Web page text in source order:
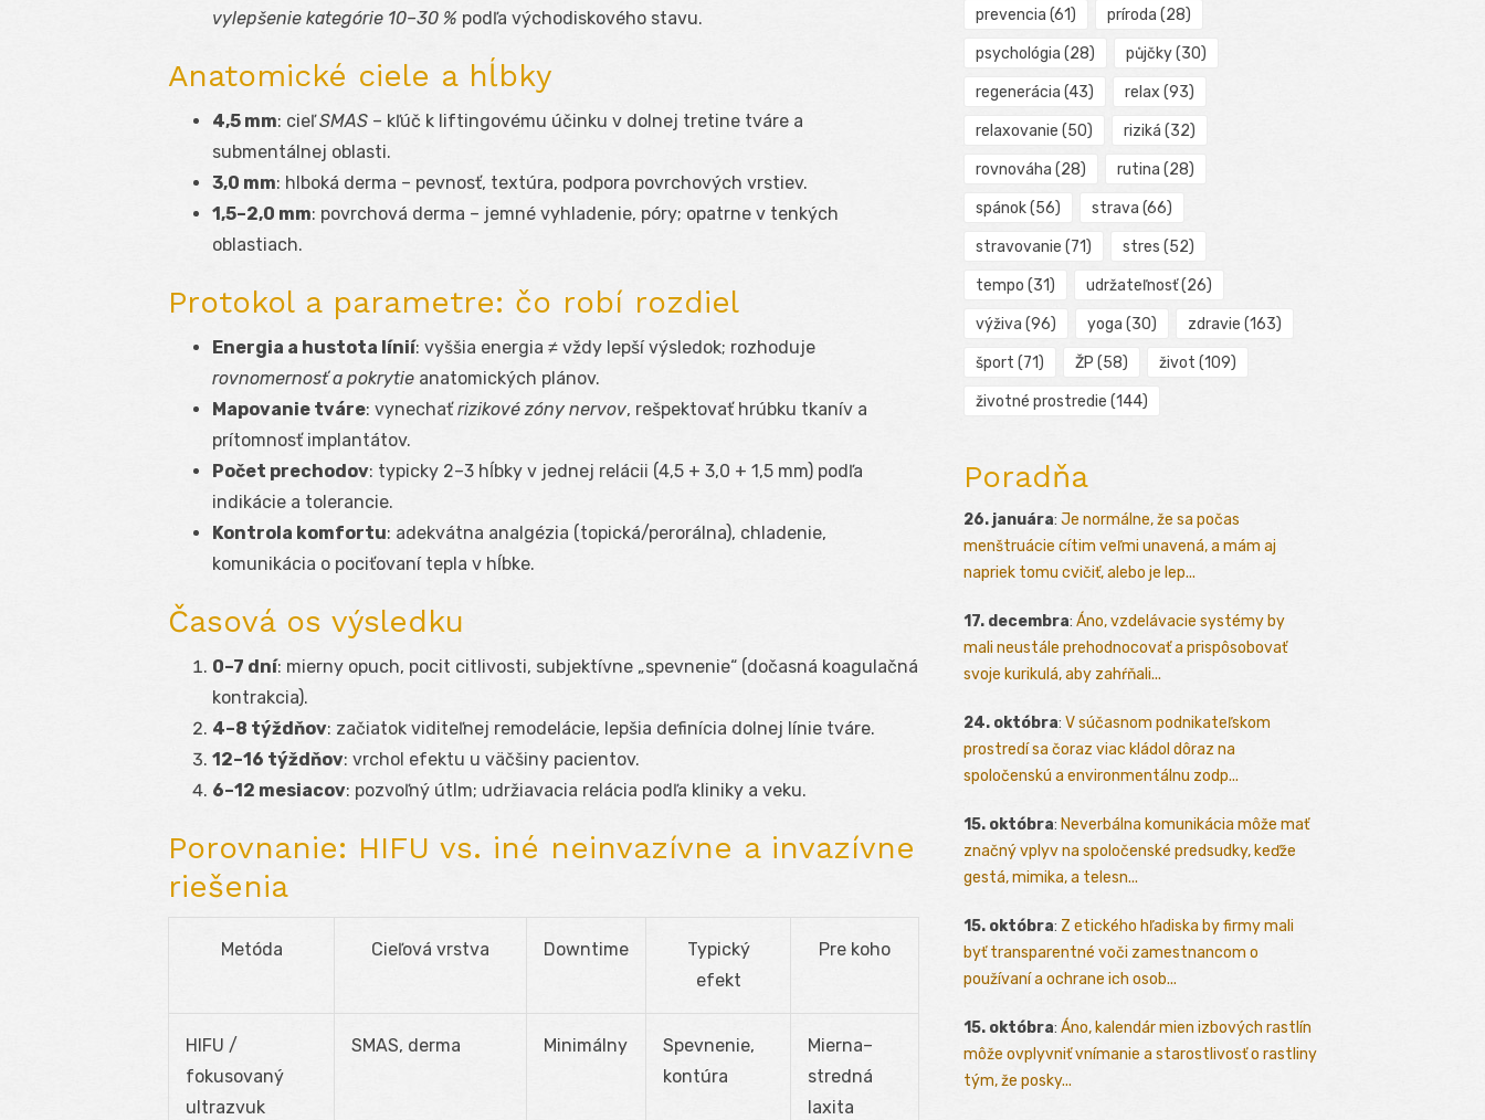
vylepšenie kategórie 10–30 % podľa východiskového stavu.
Anatomické ciele a hĺbky
4,5 mm: cieľSMAS – kľúč k liftingovému účinku v dolnej tretine tváre a
submentálnej oblasti.
3,0 mm: hlboká derma – pevnosť, textúra, podpora povrchových vrstiev.
1,5–2,0 mm: povrchová derma – jemné vyhladenie, póry; opatrne v tenkých
oblastiach.
Protokol a parametre: čo robí rozdiel
Energia a hustota línií: vyššia energia ≠ vždy lepší výsledok; rozhoduje
rovnomernosť a pokrytie anatomických plánov.
Mapovanie tváre: vynechaťrizikové zóny nervov, rešpektovať hrúbku tkanív a
prítomnosť implantátov.
Počet prechodov: typicky 2–3 hĺbky v jednej relácii (4,5 + 3,0 + 1,5 mm) podľa
indikácie a tolerancie.
Kontrola komfortu: adekvátna analgézia (topická/perorálna), chladenie,
komunikácia o pociťovaní tepla v hĺbke.
Časová os výsledku
0–7 dní: mierny opuch, pocit citlivosti, subjektívne „spevnenie“ (dočasná koagulačná
kontrakcia).
4–8 týždňov: začiatok viditeľnej remodelácie, lepšia definícia dolnej línie tváre.
12–16 týždňov: vrchol efektu u väčšiny pacientov.
6–12 mesiacov: pozvoľný útlm; udržiavacia relácia podľa kliniky a veku.
Porovnanie: HIFU vs. iné neinvazívne a invazívne
riešenia
Metóda Cieľová vrstva Downtime
Typický
efekt
Pre koho
HIFU /
fokusovaný
ultrazvuk
SMAS, derma Minimálny
Spevnenie,
kontúra
Mierna–
stredná
laxita
prevencia (61) príroda (28)
psychológia (28) půjčky(30)
regenerácia (43) relax (93)
relaxovanie (50) riziká (32)
rovnováha (28) rutina (28)
spánok(56) strava (66)
stravovanie (71) stres (52)
tempo (31) udržateľnosť(26)
výživa (96) yoga (30) zdravie (163)
šport (71) ŽP (58) život (109)
životné prostredie (144)
Poradňa
26. januára: Je normálne, že sa počas
menštruácie cítim veľmi unavená, a mám aj
napriek tomu cvičiť, alebo je lep...
17. decembra: Áno, vzdelávacie systémy by
mali neustále prehodnocovať a prispôsobovať
svoje kurikulá, aby zahŕňali...
24. októbra: V súčasnom podnikateľskom
prostredí sa čoraz viac kládol dôraz na
spoločenskú a environmentálnu zodp...
15. októbra: Neverbálna komunikácia môže mať
značný vplyv na spoločenské predsudky, keďže
gestá, mimika, a telesn...
15. októbra: Z etického hľadiska by firmy mali
byť transparentné voči zamestnancom o
používaní a ochrane ich osob...
15. októbra: Áno, kalendár mien izbových rastlín
môže ovplyvniť vnímanie a starostlivosť o rastliny
tým, že posky...